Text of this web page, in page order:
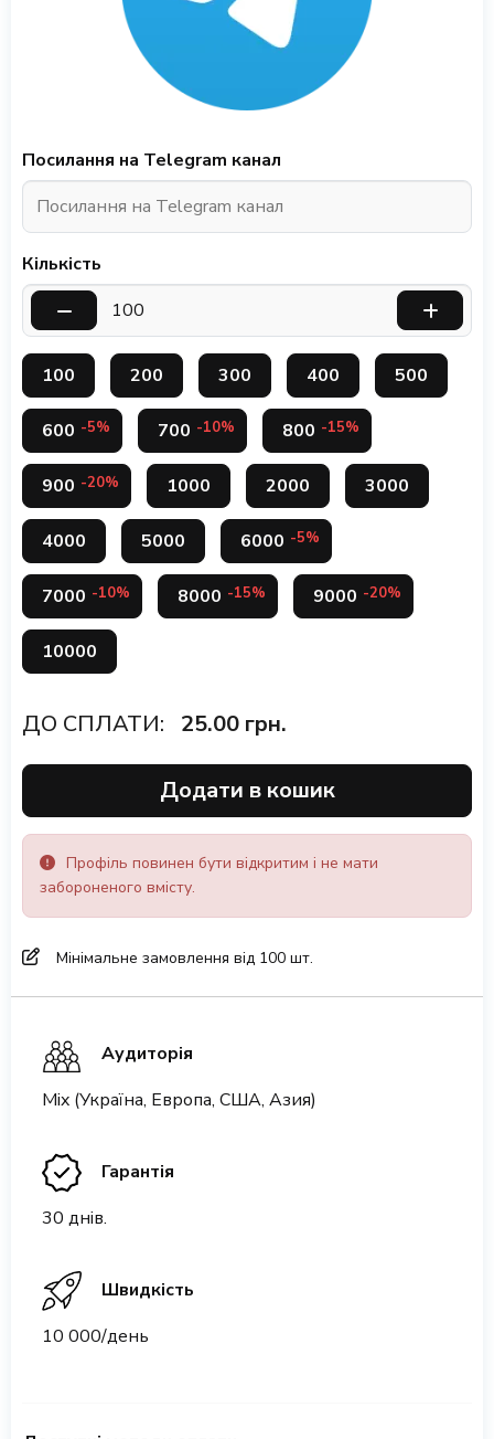
Посилання на Telegram канал
Кількість
100 200 300 400 500
600 -5% 700 -10% 800 -15%
900 -20% 1000 2000 3000
4000 5000 6000 -5%
7000 -10% 8000 -15% 9000 -20%
10000
ДО СПЛАТИ: 25.00 грн.
Додати в кошик
Профіль повинен бути відкритим і не мати
забороненого вмісту.
Мінімальне замовлення від 100 шт.
Аудиторія
Mix (Україна, Европа, США, Азия)
Гарантія
30 днів.
Швидкість
10 000/день